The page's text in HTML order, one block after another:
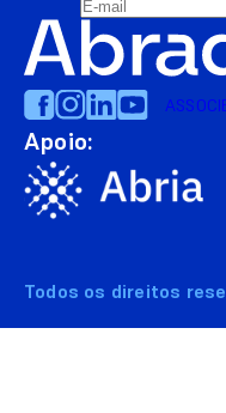
Apoio:
Todos os direitos